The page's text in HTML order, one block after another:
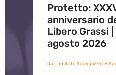
Protetto:
anniversario
Libero Grassi
agosto 2026
da Comitato Addiopizzo| 8